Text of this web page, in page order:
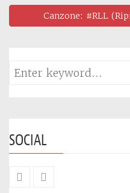
Canzone: #RLL
SOCIAL